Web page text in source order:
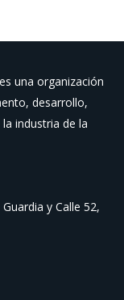
una organización
desarrollo,
industria de la
y Calle 52,